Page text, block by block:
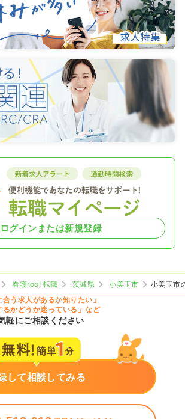
ログインまたは新規登録
看護roo! 転職 茨城県 小美玉市
小美玉市
合う求人があるか知りたい」
るかどうか迷っている」など
軽にご相談ください
して相談してみる